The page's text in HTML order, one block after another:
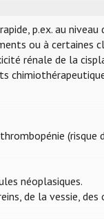
p.ex. au niveau
ou à certaines
rénale de la
(risque
néoplasiques.
de la vessie, des